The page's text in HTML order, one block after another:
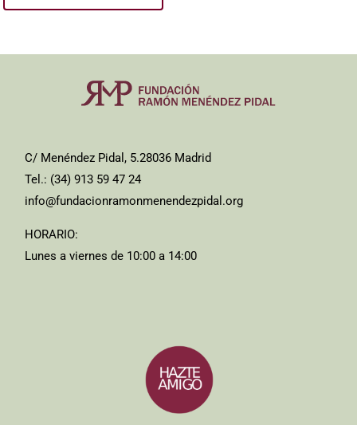
C/ Menéndez Pidal, 5.28036 Madrid
Tel.: (34) 913 59 47 24
info@fundacionramonmenendezpidal.org
HORARIO:
Lunes a viernes de 10:00 a 14:00